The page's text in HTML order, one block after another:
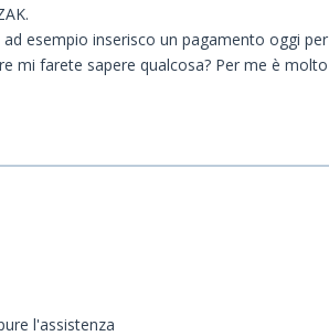
esempio inserisco un pagamento oggi
mi farete sapere qualcosa? Per me è
l'assistenza